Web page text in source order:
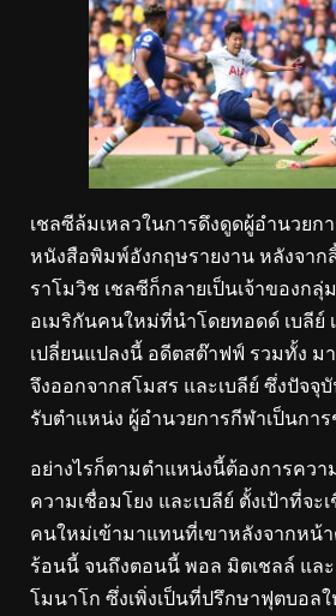
เชลซีล้มเหลวในการดึงดูดผู้อำนวย
หนังสือพิมพ์อังกฤษรายงาน หลังจา
ราโมวิช เชลซีก็กลายเป็นเจ้าของก
อเมริกันคนใหม่ที่นำโดยทอดด์ เบลีย์
เปลี่ยนแปลงนี้ อดีตสต๊าฟฟ์ รวมทั้ง ม
จึงออกจากสโมสร และเบลีย์ ซึ่งปัจจุ
รับตำแหน่ง ผู้อำนวยการกีฬาเป็นกา
อย่างไรก็ตามตำแหน่งนี้ต้องการควา
ความเชื่อมโยง และเบลีย์ ตั้งเป้าที่จ
คนใหม่เข้ามาแทนที่เขาหลังจากหน้
ร้อนนี้ จนถึงตอนนี้ พอล มิตเชลล์ แล
โมนาโก ซึ่งเพิ่งเป็นที่ปรึกษาฟุตบอล